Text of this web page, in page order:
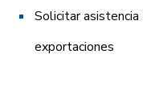
Solicitar
exportaciones